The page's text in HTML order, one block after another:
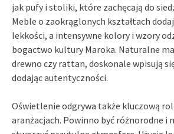
jak pufy i stoliki, które zachęcają do
Meble o zaokrąglonych kształtach
lekkości, a intensywne kolory i wzory
bogactwo kultury Maroka. Naturalne
drewno czy rattan, doskonale wpisują
dodając autentyczności.
Oświetlenie odgrywa także kluczową
aranżacjach. Powinno być różnorodne i